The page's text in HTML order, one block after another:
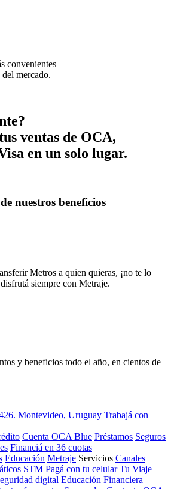
convenientes
del mercado.
ventas de OCA,
en un solo lugar.
nuestros beneficios
Metros a quien quieras, ¡no te lo
siempre con Metraje.
y beneficios todo el año, en cientos de
Montevideo, Uruguay Trabajá con
Cuenta OCA Blue Préstamos Seguros
Financiá en 36 cuotas
Educación Metraje Servicios Canales
STM Pagá con tu celular Tu Viaje
digital Educación Financiera